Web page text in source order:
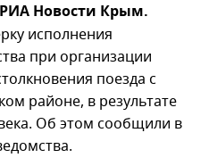
Новости Крым.
исполнения
при организации
поезда с
районе, в результате
Об этом сообщили в